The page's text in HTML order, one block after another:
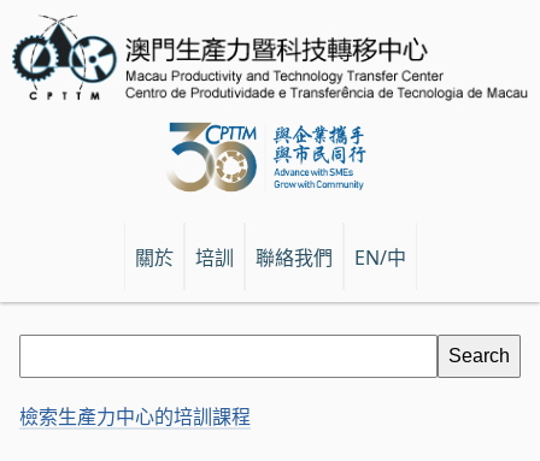
關於 培訓 聯絡我們 EN/中
檢索生產力中心的培訓課程